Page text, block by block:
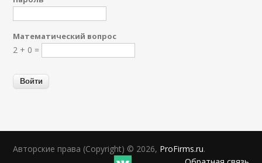
Математический вопрос
2 + 0 =
Авторские права (Copyright) © 2026, ProFirms.ru.